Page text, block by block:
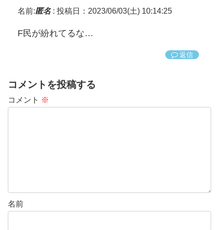
名前:匿名: 投稿日：2023/06/03(土) 10:14:25
F民が紛れてるな…
返信
コメントを投稿する
コメント ※
名前